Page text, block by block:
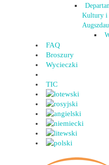
Kultury i
FAQ
Broszury
Wycieczki
TIC